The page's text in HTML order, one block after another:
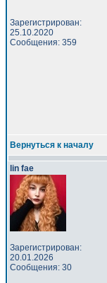
Зарегистрирован:
25.10.2020
Сообщения: 359
Вернуться к началу
lin fae
Зарегистрирован:
20.01.2026
Сообщения: 30